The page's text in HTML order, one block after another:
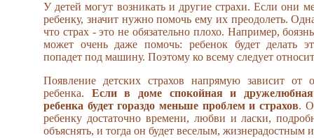
У детей могут возникать и другие страхи. Если они
ребенку, значит нужно помочь ему их преодолеть.
что страх - это не обязательно плохо. Например,
может очень даже помочь: ребенок будет делать
попадет под машину. Поэтому ко всему следует
Появление детских страхов напрямую зависит от
ребенка. Если в доме спокойная и
ребенка будет гораздо меньше проблем и страхов.
ребенку достаточно времени, любви и ласки,
объяснять, и тогда он будет веселым, жизнерадостным